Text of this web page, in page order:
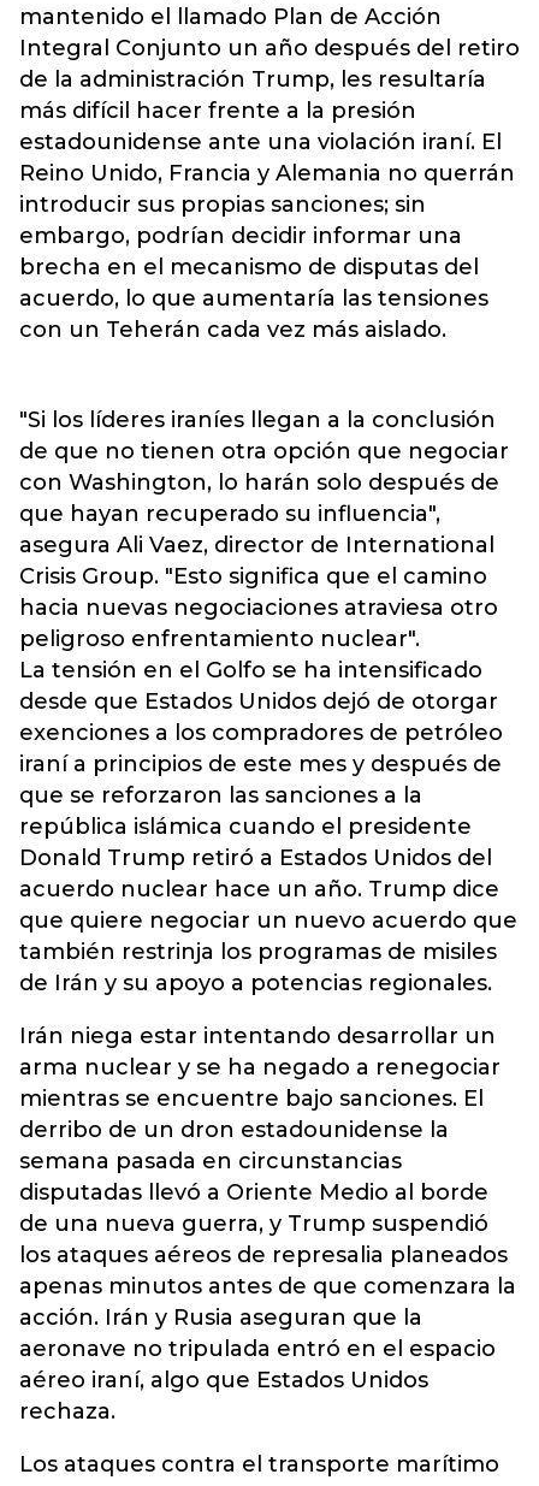
mantenido el llamado Plan de Acción
Integral Conjunto un año después del retiro
de la administración Trump, les resultaría
más difícil hacer frente a la presión
estadounidense ante una violación iraní. El
Reino Unido, Francia y Alemania no querrán
introducir sus propias sanciones; sin
embargo, podrían decidir informar una
brecha en el mecanismo de disputas del
acuerdo, lo que aumentaría las tensiones
con un Teherán cada vez más aislado.
"Si los líderes iraníes llegan a la conclusión
de que no tienen otra opción que negociar
con Washington, lo harán solo después de
que hayan recuperado su influencia",
asegura Ali Vaez, director de International
Crisis Group. "Esto significa que el camino
hacia nuevas negociaciones atraviesa otro
peligroso enfrentamiento nuclear".
La tensión en el Golfo se ha intensificado
desde que Estados Unidos dejó de otorgar
exenciones a los compradores de petróleo
iraní a principios de este mes y después de
que se reforzaron las sanciones a la
república islámica cuando el presidente
Donald Trump retiró a Estados Unidos del
acuerdo nuclear hace un año. Trump dice
que quiere negociar un nuevo acuerdo que
también restrinja los programas de misiles
de Irán y su apoyo a potencias regionales.
Irán niega estar intentando desarrollar un
arma nuclear y se ha negado a renegociar
mientras se encuentre bajo sanciones. El
derribo de un dron estadounidense la
semana pasada en circunstancias
disputadas llevó a Oriente Medio al borde
de una nueva guerra, y Trump suspendió
los ataques aéreos de represalia planeados
apenas minutos antes de que comenzara la
acción. Irán y Rusia aseguran que la
aeronave no tripulada entró en el espacio
aéreo iraní, algo que Estados Unidos
rechaza.
Los ataques contra el transporte marítimo